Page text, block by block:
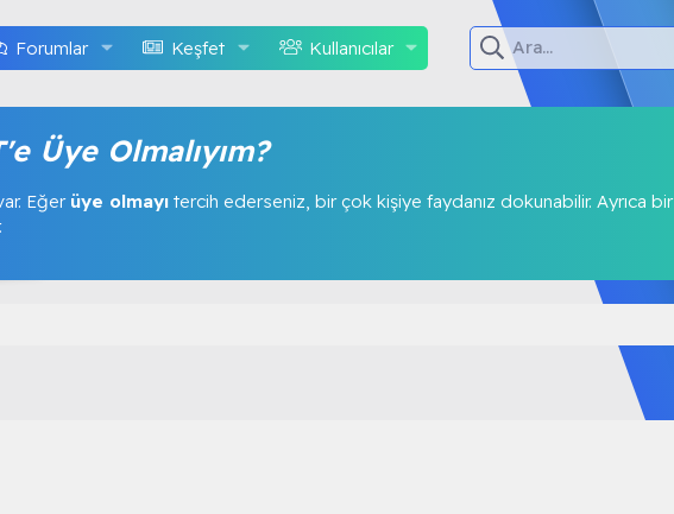
Forumlar Keşfet Kullanıcılar
Üye Olmalıyım?
Eğer üye olmayı tercih ederseniz, bir çok kişiye faydanız dokunabilir. Ayrıca bir